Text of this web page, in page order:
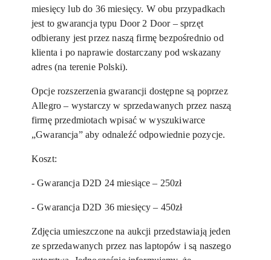
miesięcy lub do 36 miesięcy. W obu przypadkach
jest to gwarancja typu Door 2 Door – sprzęt
odbierany jest przez naszą firmę bezpośrednio od
klienta i po naprawie dostarczany pod wskazany
adres (na terenie Polski).
Opcje rozszerzenia gwarancji dostępne są poprzez
Allegro – wystarczy w sprzedawanych przez naszą
firmę przedmiotach wpisać w wyszukiwarce
„Gwarancja” aby odnaleźć odpowiednie pozycje.
Koszt:
- Gwarancja D2D 24 miesiące – 250zł
- Gwarancja D2D 36 miesięcy – 450zł
Zdjęcia umieszczone na aukcji przedstawiają jeden
ze sprzedawanych przez nas laptopów i są naszego